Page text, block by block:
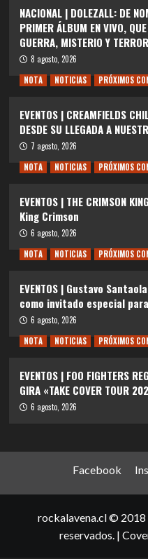
NACIONAL | DOLEZALL: DE
PRIMER ÁLBUM EN VIVO,
GUERRA, MISTERIO Y
8 agosto, 2026
NOTA
NOTICIAS PRÓXIMOS
EVENTOS | CREAMFIELDS
DESDE SU LLEGADA A
7 agosto, 2026
NOTA
NOTICIAS PRÓXIMOS
EVENTOS | THE CRIMSON
King Crimson
6 agosto, 2026
NOTA
NOTICIAS PRÓXIMOS
EVENTOS | Gustavo
como invitado especial
6 agosto, 2026
NOTA
NOTICIAS PRÓXIMOS
EVENTOS | FOO FIGHTERS
GIRA «TAKE COVER TOUR
6 agosto, 2026
Facebook
rockalavena.cl © 2018
reservados. |